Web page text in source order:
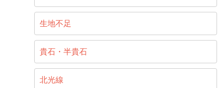
生地不足
貴石・半貴石
北光線